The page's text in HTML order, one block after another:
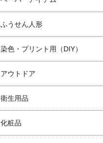
ふうせん人形
染色・プリント用（DIY）
アウトドア
衛生用品
化粧品